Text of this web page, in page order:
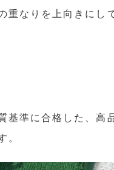
重なりを上向きにし
基準に合格した、
。